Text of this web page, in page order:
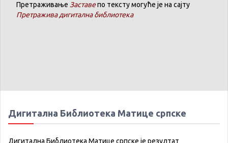
Претраживање Заставепо тексту могуће је на сајту
Претражива дигитална библиотека
Дигитална Библиотека Матице српске
Дигитална Библиотека Матице српске је резултат